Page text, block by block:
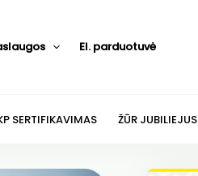
El. parduotuvė
SERTIFIKAVIMAS ŽŪR JUBILIEJUS